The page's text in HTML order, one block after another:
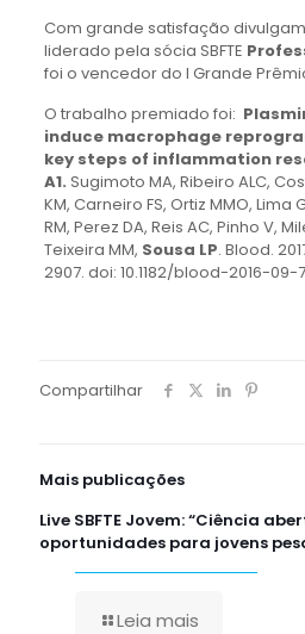
Com grande satisfação
liderado pela sócia SBFTE
foi o vencedor do I Grande
O trabalho premiado foi:
induce macrophage
key steps of inflammation
A1. Sugimoto MA, Ribeiro ALC,
KM, Carneiro FS, Ortiz MMO, Lima
RM, Perez DA, Reis AC, Pinho V,
Teixeira MM, Sousa LP. Blood.
2907. doi: 10.1182/blood-2016-09-
Compartilhar
Mais publicações
Live SBFTE Jovem: “Ciência
oportunidades para jovens
Leia mais